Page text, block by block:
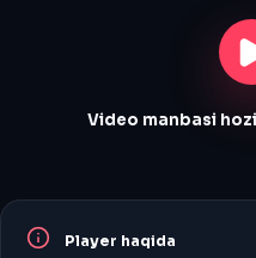
Video manbasi
Player haqida